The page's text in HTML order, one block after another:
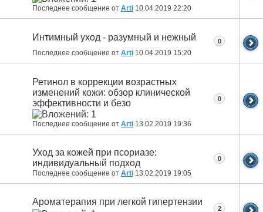
Последнее сообщение от Arti 10.04.2019 22:20
Интимный уход - разумный и нежный
Последнее сообщение от Arti 10.04.2019 15:20
0
Ретинол в коррекции возрастных
изменений кожи: обзор клинической
эффективности и безо
Последнее сообщение от Arti 13.02.2019 19:36
0
Уход за кожей при псориазе:
индивидуальный подход
Последнее сообщение от Arti 13.02.2019 19:05
0
Ароматерапия при легкой гипертензии
2